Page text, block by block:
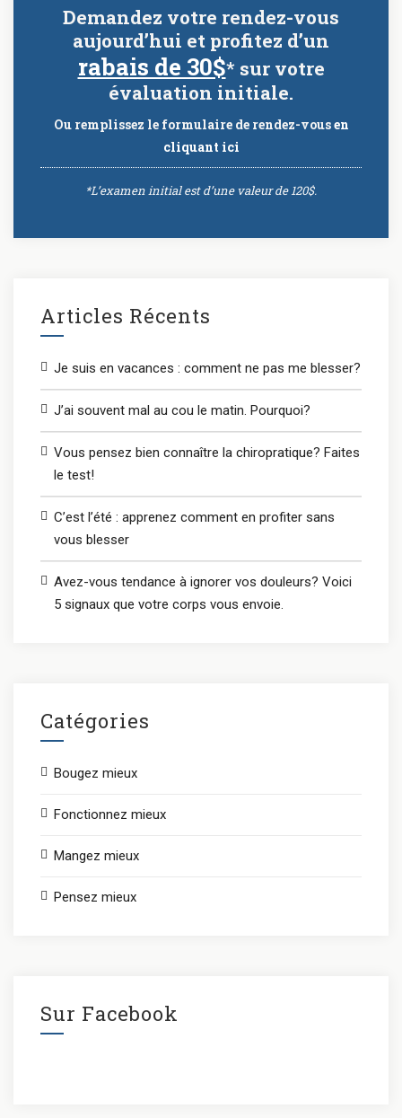
Demandez votre rendez-vous
aujourd’hui et profitez d’un
rabais de 30$* sur votre
évaluation initiale.
Ou remplissez le formulaire de rendez-vousen
cliquant ici
*L’examen initial est d’une valeur de 120$.
Articles Récents
Je suis en vacances : comment ne pas me blesser?
J’ai souvent mal au cou le matin. Pourquoi?
Vous pensez bien connaître la chiropratique? Faites
le test!
C’est l’été : apprenez comment en profiter sans
vous blesser
Avez-vous tendance à ignorer vos douleurs? Voici
5 signaux que votre corps vous envoie.
Catégories
Bougez mieux
Fonctionnez mieux
Mangez mieux
Pensez mieux
Sur Facebook